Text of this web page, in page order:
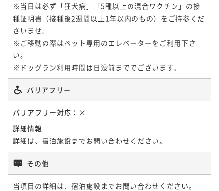
※当日は必ず「狂犬病」「5種以上の混合ワクチン」の接
種証明書（接種後2週間以上1年以内のもの）をご持参くだ
さいませ。
※ご移動の際はペット専用のエレベーターをご利用下さ
い。
バリアフリー
バリアフリー対応： ×
詳細情報
詳細は、宿泊施設までお問い合わせください。
その他
当項目の詳細は、宿泊施設までお問い合わせください。